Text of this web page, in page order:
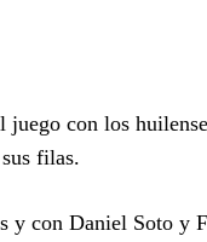
con los
filas.
y con Daniel Soto y